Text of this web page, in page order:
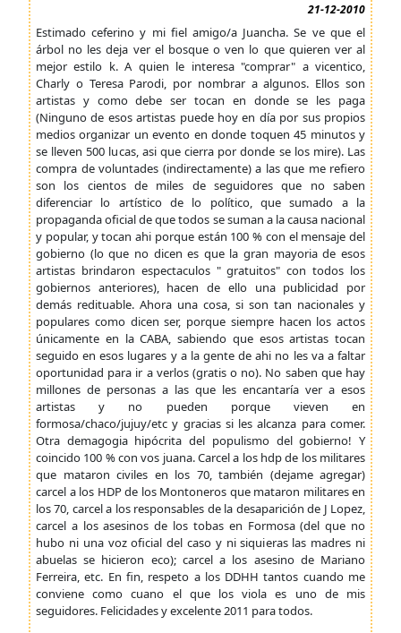
21-12-2010
Estimado ceferino y mi fiel amigo/a Juancha. Se ve que el
árbol no les deja ver el bosque o ven lo que quieren ver al
mejor estilo k. A quien le interesa "comprar" a vicentico,
Charly o Teresa Parodi, por nombrar a algunos. Ellos son
artistas y como debe ser tocan en donde se les paga
(Ninguno de esos artistas puede hoy en día por sus propios
medios organizar un evento en donde toquen 45 minutos y
se lleven 500 lucas, asi que cierra por donde se los mire). Las
compra de voluntades (indirectamente) a las que me refiero
son los cientos de miles de seguidores que no saben
diferenciar lo artístico de lo político, que sumado a la
propaganda oficial de que todos se suman a la causa nacional
y popular, y tocan ahi porque están 100 % con el mensaje del
gobierno (lo que no dicen es que la gran mayoria de esos
artistas brindaron espectaculos " gratuitos" con todos los
gobiernos anteriores), hacen de ello una publicidad por
demás redituable. Ahora una cosa, si son tan nacionales y
populares como dicen ser, porque siempre hacen los actos
únicamente en la CABA, sabiendo que esos artistas tocan
seguido en esos lugares y a la gente de ahi no les va a faltar
oportunidad para ir a verlos (gratis o no). No saben que hay
millones de personas a las que les encantaría ver a esos
artistas y no pueden porque vieven en
formosa/chaco/jujuy/etc y gracias si les alcanza para comer.
Otra demagogia hipócrita del populismo del gobierno! Y
coincido 100 % con vos juana. Carcel a los hdp de los militares
que mataron civiles en los 70, también (dejame agregar)
carcel a los HDP de los Montoneros que mataron militares en
los 70, carcel a los responsables de la desaparición de J Lopez,
carcel a los asesinos de los tobas en Formosa (del que no
hubo ni una voz oficial del caso y ni siquieras las madres ni
abuelas se hicieron eco); carcel a los asesino de Mariano
Ferreira, etc. En fin, respeto a los DDHH tantos cuando me
conviene como cuano el que los viola es uno de mis
seguidores. Felicidades y excelente 2011 para todos.